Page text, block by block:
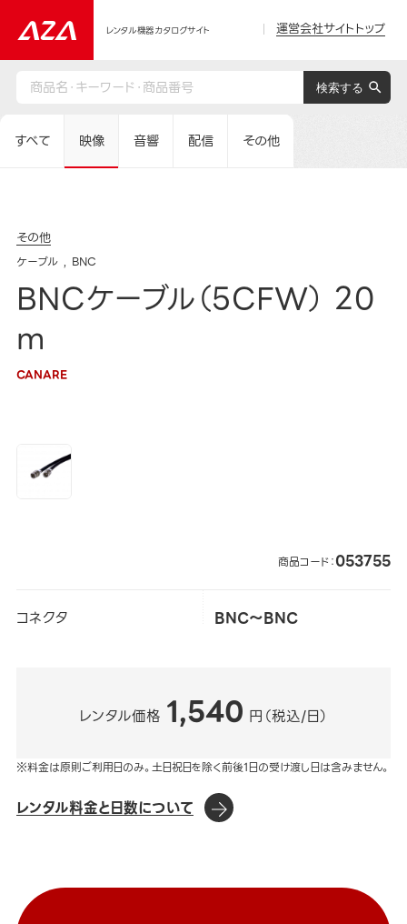
レンタル機器カタログサイト 運営会社サイトトップ
すべて 映像 音響 配信 その他
その他
ケーブル BNC
BNCケーブル（5CFW） 20
m
CANARE
商品コード：053755
コネクタ BNC～BNC
レンタル価格 1,540 円（税込/日）
※料金は原則ご利用日のみ。土日祝日を除く前後1日の受け渡し日は含みません。
レンタル料金と日数について